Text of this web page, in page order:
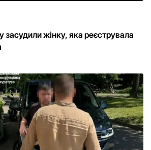
жінку, яка реєструвала